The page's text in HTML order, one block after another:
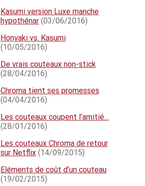
Kasumi version Luxe manche
hypothénar(03/06/2016)
Honyaki vs. Kasumi
(10/05/2016)
De vrais couteaux non-stick
(28/04/2016)
Chroma tient ses promesses
(04/04/2016)
Les couteaux coupent l’amitié…
(28/01/2016)
Les couteaux Chroma de retour
sur Netflix(14/09/2015)
Eléments de coût d’un couteau
(19/02/2015)